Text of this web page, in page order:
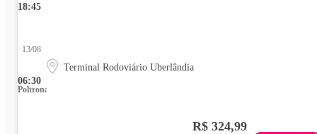
18:45
06:30
13/08
Terminal Rodoviário Uberlândia
Poltrona
R$ 324,99